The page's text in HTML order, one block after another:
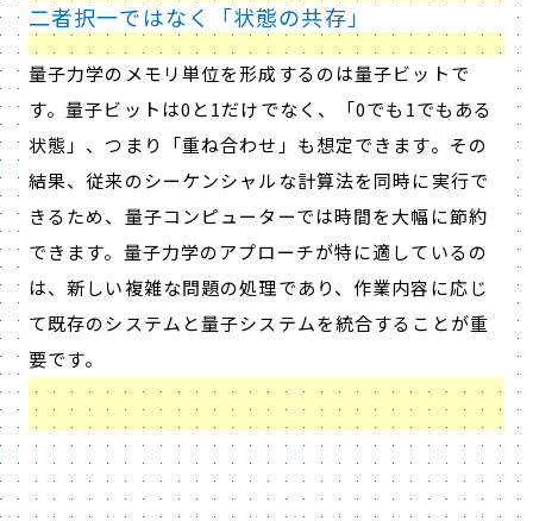
二者択一ではなく「状態の共存」
量子力学のメモリ単位を形成するのは量子ビットで
す。量子ビットは0と1だけでなく、「0でも1でもある
状態」、つまり「重ね合わせ」も想定できます。その
結果、従来のシーケンシャルな計算法を同時に実行で
きるため、量子コンピューターでは時間を大幅に節約
できます。量子力学のアプローチが特に適しているの
は、新しい複雑な問題の処理であり、作業内容に応じ
て既存のシステムと量子システムを統合することが重
要です。